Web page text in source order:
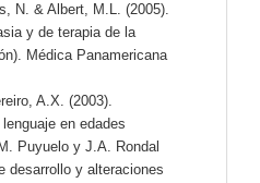
N. & Albert, M.L. (2005).
y de terapia de la
Médica Panamericana
A.X. (2003).
en edades
Puyuelo y J.A. Rondal
desarrollo y alteraciones